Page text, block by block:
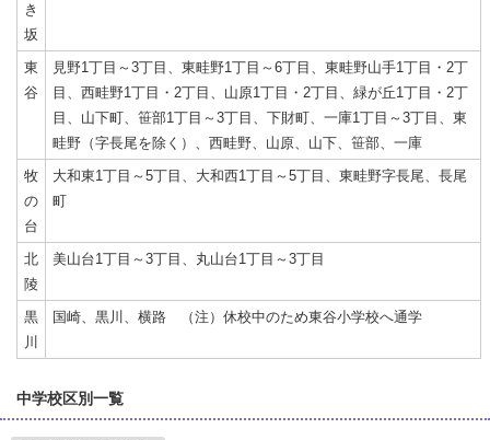
き
坂
東
谷
見野1丁目～3丁目、東畦野1丁目～6丁目、東畦野山手1丁目・2丁
目、西畦野1丁目・2丁目、山原1丁目・2丁目、緑が丘1丁目・2丁
目、山下町、笹部1丁目～3丁目、下財町、一庫1丁目～3丁目、東
畦野（字長尾を除く）、西畦野、山原、山下、笹部、一庫
牧
の
台
大和東1丁目～5丁目、大和西1丁目～5丁目、東畦野字長尾、長尾
町
北
陵
美山台1丁目～3丁目、丸山台1丁目～3丁目
黒
川
国崎、黒川、横路 （注）休校中のため東谷小学校へ通学
中学校区別一覧